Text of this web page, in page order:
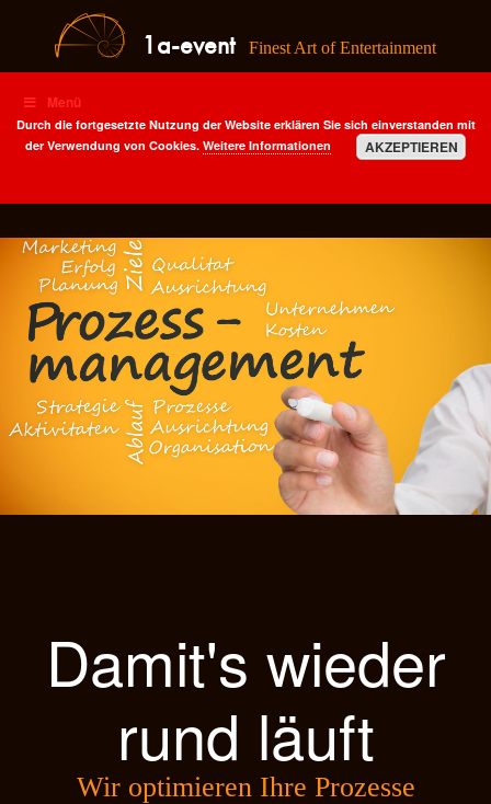
1a-event Finest Art of Entertainment
Menü
Damit's wieder
rund läuft
Wir optimieren Ihre Prozesse
Durch die fortgesetzte Nutzung der Website erklären Sie sich einverstanden mit
der Verwendung von Cookies. Weitere Informationen AKZEPTIEREN